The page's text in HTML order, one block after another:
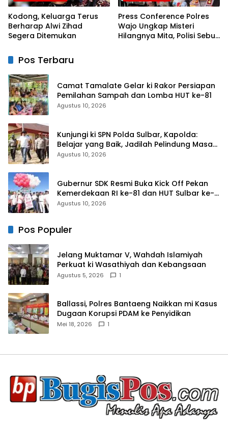
Kodong, Keluarga Terus
Berharap Alwi Zihad
Segera Ditemukan
Press Conference Polres
Wajo Ungkap Misteri
Hilangnya Mita, Polisi Sebut
Pos Terbaru
Camat Tamalate Gelar ki Rakor Persiapan
Pemilahan Sampah dan Lomba HUT ke-81
Agustus 10, 2026
Kunjungi ki SPN Polda Sulbar, Kapolda:
Belajar yang Baik, Jadilah Pelindung Masa
Depan Rakyat
Agustus 10, 2026
Gubernur SDK Resmi Buka Kick Off Pekan
Kemerdekaan RI ke-81 dan HUT Sulbar ke-
22
Agustus 10, 2026
Pos Populer
Jelang Muktamar V, Wahdah Islamiyah
Perkuat ki Wasathiyah dan Kebangsaan
Agustus 5, 2026 1
Ballassi, Polres Bantaeng Naikkan mi Kasus
Dugaan Korupsi PDAM ke Penyidikan
Mei 18, 2026 1